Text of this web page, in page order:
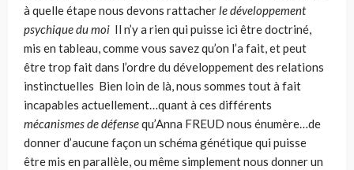
à quelle étape nous devons rattacherle développement
psychique du moi Il n’y a rien qui puisse ici être doctriné,
mis en tableau, comme vous savez qu’on l’a fait, et peut
être trop fait dans l’ordre du développement des relations
instinctuelles Bien loin de là, nous sommes tout à fait
incapables actuellement…quant à ces différents
mécanismes de défensequ’Anna FREUD nous énumère…de
don­ner d’aucune façon un schéma génétique qui puisse
être mis en parallèle, ou même simplement nous donner un